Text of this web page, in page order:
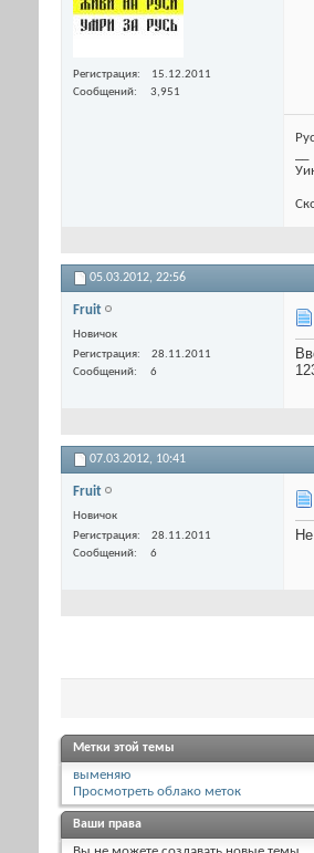
Регистрация
15.12.2011
Сообщений
3,951
05.03.2012, 22:56
Fruit
Новичок
Регистрация
28.11.2011
Сообщений
6
07.03.2012, 10:41
Fruit
Новичок
Регистрация
28.11.2011
Сообщений
6
Метки этой темы
выменяю
Просмотреть облако меток
Ваши права